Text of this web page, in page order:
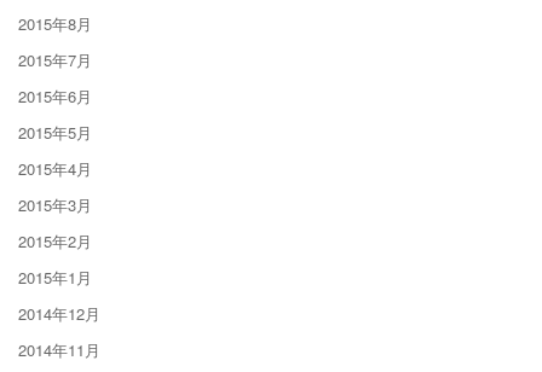
2015年8月
2015年7月
2015年6月
2015年5月
2015年4月
2015年3月
2015年2月
2015年1月
2014年12月
2014年11月